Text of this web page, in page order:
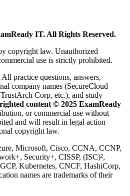
IT. All Rights Reserved.
copyright law. Unauthorized
use is strictly prohibited.
All practice questions, answers,
company names (SecureCloud
Corp, etc.), and study
content © 2025 ExamReady
or commercial use without
and will result in legal action
copyright law.
Microsoft, Cisco, CCNA, CCNP,
Security+, CISSP, (ISC)²,
Kubernetes, CNCF, HashiCorp,
names are trademarks of their